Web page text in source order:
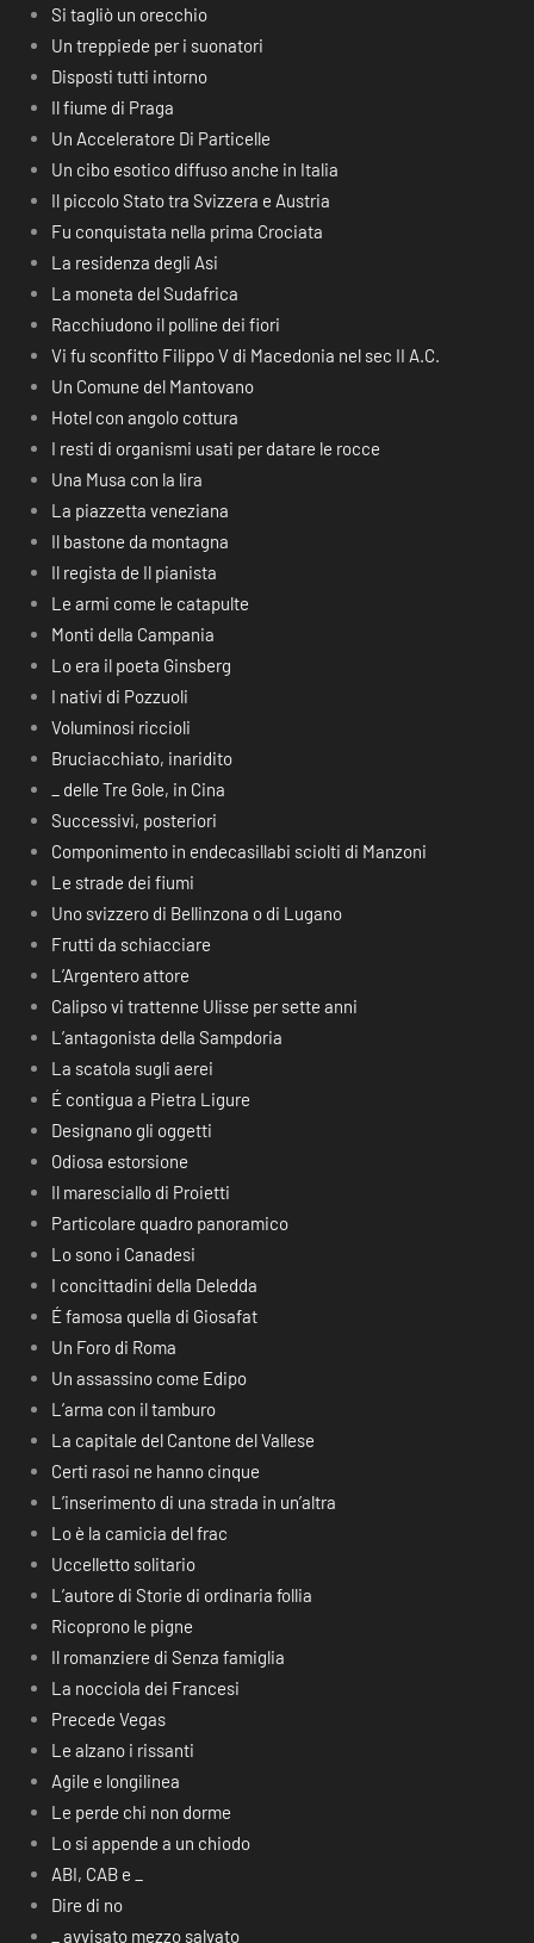
Si tagliò un orecchio
Un treppiede per i suonatori
Disposti tutti intorno
Il fiume di Praga
Un Acceleratore Di Particelle
Un cibo esotico diffuso anche in Italia
Il piccolo Stato tra Svizzera e Austria
Fu conquistata nella prima Crociata
La residenza degli Asi
La moneta del Sudafrica
Racchiudono il polline dei fiori
Vi fu sconfitto Filippo V di Macedonia nel sec II A.C.
Un Comune del Mantovano
Hotel con angolo cottura
I resti di organismi usati per datare le rocce
Una Musa con la lira
La piazzetta veneziana
Il bastone da montagna
Il regista de Il pianista
Le armi come le catapulte
Monti della Campania
Lo era il poeta Ginsberg
I nativi di Pozzuoli
Voluminosi riccioli
Bruciacchiato, inaridito
_ delle Tre Gole, in Cina
Successivi, posteriori
Componimento in endecasillabi sciolti di Manzoni
Le strade dei fiumi
Uno svizzero di Bellinzona o di Lugano
Frutti da schiacciare
L’Argentero attore
Calipso vi trattenne Ulisse per sette anni
L’antagonista della Sampdoria
La scatola sugli aerei
É contigua a Pietra Ligure
Designano gli oggetti
Odiosa estorsione
Il maresciallo di Proietti
Particolare quadro panoramico
Lo sono i Canadesi
I concittadini della Deledda
É famosa quella di Giosafat
Un Foro di Roma
Un assassino come Edipo
L’arma con il tamburo
La capitale del Cantone del Vallese
Certi rasoi ne hanno cinque
L’inserimento di una strada in un’altra
Lo è la camicia del frac
Uccelletto solitario
L’autore di Storie di ordinaria follia
Ricoprono le pigne
Il romanziere di Senza famiglia
La nocciola dei Francesi
Precede Vegas
Le alzano i rissanti
Agile e longilinea
Le perde chi non dorme
Lo si appende a un chiodo
ABI, CAB e _
Dire di no
_ avvisato mezzo salvato